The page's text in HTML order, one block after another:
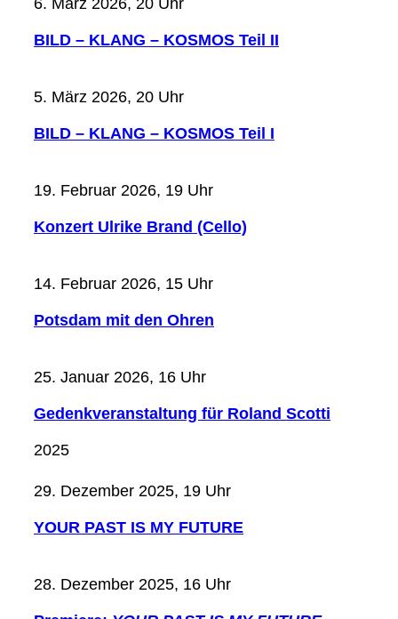
BILD – KLANG – KOSMOS Teil II
5. März 2026, 20 Uhr
BILD – KLANG – KOSMOS Teil I
19. Februar 2026, 19 Uhr
Konzert Ulrike Brand (Cello)
14. Februar 2026, 15 Uhr
Potsdam mit den Ohren
25. Januar 2026, 16 Uhr
Gedenkveranstaltung für Roland Scotti
2025
29. Dezember 2025, 19 Uhr
YOUR PAST IS MY FUTURE
28. Dezember 2025, 16 Uhr